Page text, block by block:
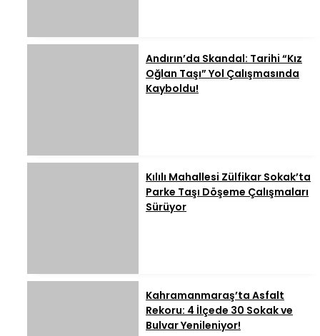
Andırın’da Skandal: Tarihi “Kız
Oğlan Taşı” Yol Çalışmasında
Kayboldu!
Kılılı Mahallesi Zülfikar Sokak’ta
Parke Taşı Döşeme Çalışmaları
Sürüyor
Kahramanmaraş’ta Asfalt
Rekoru: 4 İlçede 30 Sokak ve
Bulvar Yenileniyor!